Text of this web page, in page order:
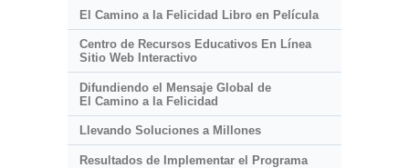
El Camino a la Felicidad Libro en Película
Centro de Recursos Educativos En Línea
Sitio Web Interactivo
Difundiendo el Mensaje Global de
El Camino a la Felicidad
Llevando Soluciones a Millones
Resultados de Implementar el Programa